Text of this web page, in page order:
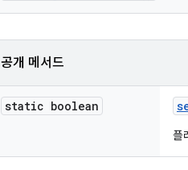
공개 메서드
static boolean
플